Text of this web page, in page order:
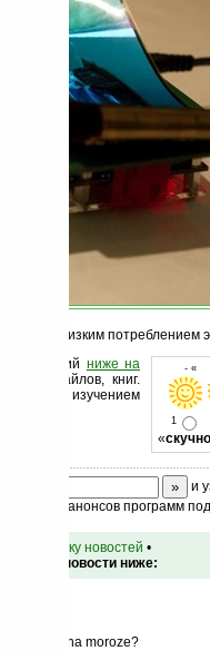
очень низким потреблением
- «
1
«скучно
ниже на
файлов, книг.
изучением
и
анонсов программ
к списку новостей •
этой новости ниже:
seba na moroze?